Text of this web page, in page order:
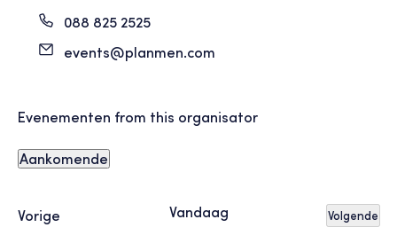
088 825 2525
events@planmen.com
Evenementen from this organisator
Aankomende
datum.
VorigeEvenementen Vandaag
Volgende